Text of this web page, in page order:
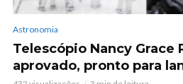
Astronomia
Telescópio Nancy Grace
aprovado, pronto para